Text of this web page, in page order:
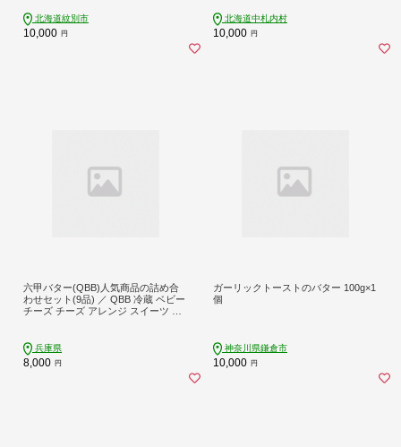
北海道紋別市
10,000 円
北海道中札内村
10,000 円
六甲バター(QBB)人気商品の詰め合
わせセット(9品) ／ QBB 冷蔵 ベビー
チーズ チーズ アレンジ スイーツ 種
兵庫県
8,000 円
ガーリックトーストのバター 100g×1
個
神奈川県鎌倉市
10,000 円